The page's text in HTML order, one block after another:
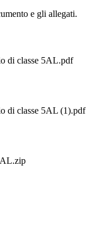
e gli allegati.
di classe 5AL.pdf
di classe 5AL (1).pdf